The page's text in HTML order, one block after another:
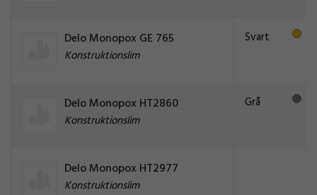
Delo Monopox GE 765
Konstruktionslim
Svart
Delo Monopox HT2860
Konstruktionslim
Grå
Delo Monopox HT2977
Konstruktionslim